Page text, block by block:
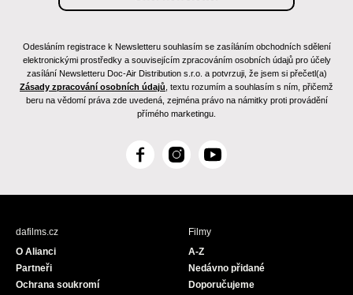
Odesláním registrace k Newsletteru souhlasím se zasíláním obchodních sdělení
elektronickými prostředky a souvisejícím zpracováním osobních údajů pro účely
zasílání Newsletteru Doc-Air Distribution s.r.o. a potvrzuji, že jsem si přečetl(a)
Zásady zpracování osobních údajů , textu rozumím a souhlasím s ním, přičemž
beru na vědomí práva zde uvedená, zejména právo na námitky proti provádění
přímého marketingu.
F
c
I
s
Y
u
dafilms.cz
O Alianci
Partneři
Ochrana soukromí
Filmy
A-Z
Nedávno přidané
Doporučujeme